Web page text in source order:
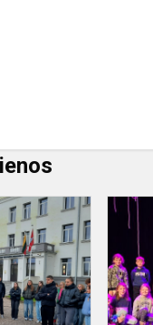
Varžybos
prevencine
tema